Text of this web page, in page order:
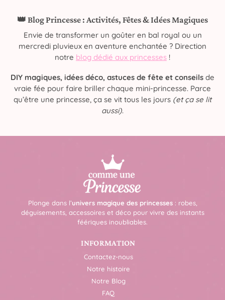
👑 Blog Princesse : Activités, Fêtes & Idées Magiques
Envie de transformer un goûter en bal royal ou un
mercredi pluvieux en aventure enchantée ? Direction
notre blog dédié aux princesses !
DIY magiques, idées déco, astuces de fête et conseils de
vraie fée pour faire briller chaque mini-princesse. Parce
qu’être une princesse, ça se vit tous les jours (et ça se lit
aussi).
Plonge dans l’univers magique des princesses: robes,
déguisements, accessoires et déco pour vivre des instants
féériques inoubliables.
INFORMATION
Contactez-nous
Notre histoire
Notre Blog
FAQ